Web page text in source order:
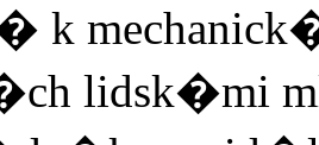
k
lidsk�mi